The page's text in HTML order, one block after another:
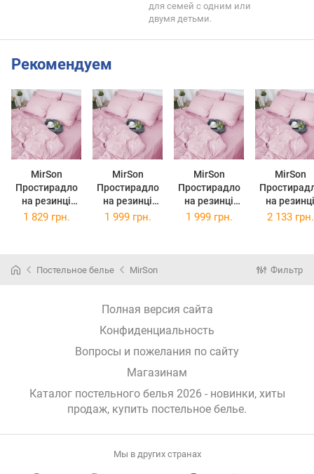
для семей с одним или
двумя детьми.
Рекомендуем
MirSon
Простирадло
на резинці
00199 Laura
MirSon
Простирадло
на резинці
00199 Laura
MirSon
Простирадло
на резинці
00199 Laura
MirSon
на резинці
00199
1 829 грн. 1 999 грн. 1 999 грн. 2 133 грн.
Постельное белье MirSon Фильтр
Полная версия сайта
Конфиденциальность
Вопросы и пожелания по сайту
Магазинам
Каталог постельного белья 2026 - новинки, хиты
продаж, купить постельное белье.
Мы в других странах